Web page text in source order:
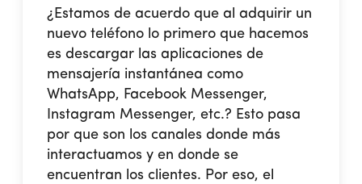
¿Estamos de acuerdo que al adquirir un
nuevo teléfono lo primero que hacemos
es descargar las aplicaciones de
mensajería instantánea como
WhatsApp, Facebook Messenger,
Instagram Messenger, etc.? Esto pasa
por que son los canales donde más
interactuamos y en donde se
encuentran los clientes. Por eso, el